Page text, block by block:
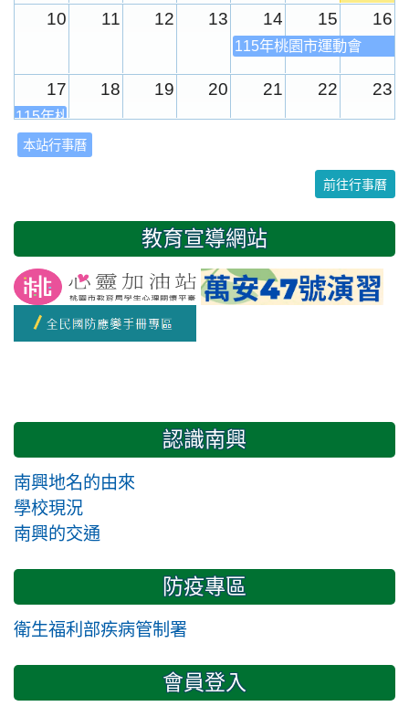
10 11 12 13 14 15 16
115年桃園市運動會
17 18 19 20 21 22 23
115年桃園市運動會
24
2 3
友善校園週
開學日
本站行事曆
前往行事曆
教育宣導網站
認識南興
南興地名的由來
學校現況
南興的交通
防疫專區
衛生福利部疾病管制署
會員登入